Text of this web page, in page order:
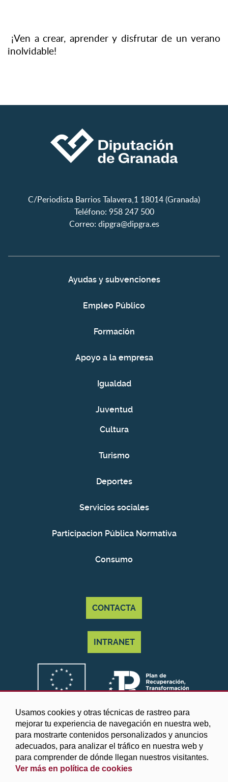
Usamos cookies y otras técnicas de rastreo para
mejorar tu experiencia de navegación en nuestra web,
para mostrarte contenidos personalizados y anuncios
adecuados, para analizar el tráfico en nuestra web y
para comprender de dónde llegan nuestros visitantes.
Ver más en política de cookies
¡Ven a crear, aprender y disfrutar de un verano
inolvidable!
C/Periodista Barrios Talavera,1 18014 (Granada)
Teléfono: 958 247 500
Correo: dipgra@dipgra.es
Ayudas y subvenciones
Empleo Público
Formación
Apoyo a la empresa
Igualdad
Juventud
Cultura
Turismo
Deportes
Servicios sociales
Participacion Pública Normativa
Consumo
CONTACTA
INTRANET